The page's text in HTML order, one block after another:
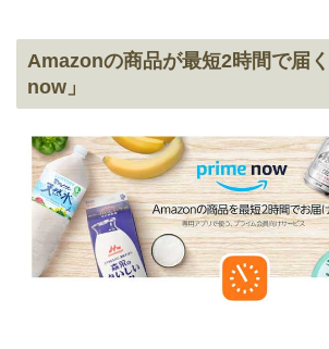
Amazonの商品が最短2時間で届
now」